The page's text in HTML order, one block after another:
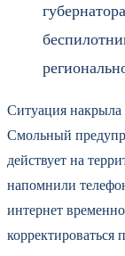
Ситуация накрыла
Смольный
действует на
напомнили
интернет
корректироваться